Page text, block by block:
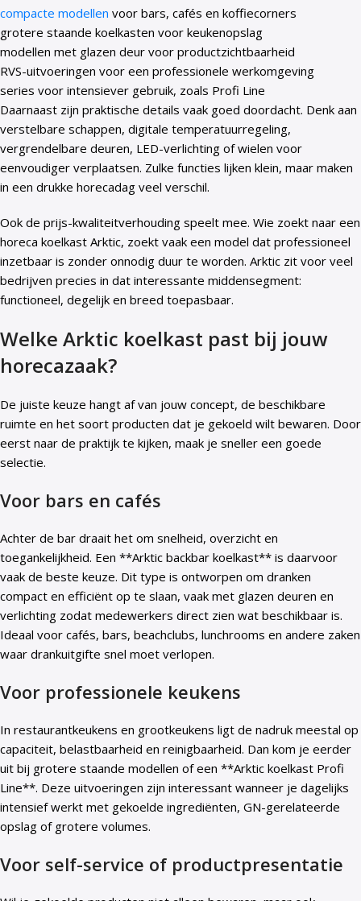
compacte modellen voor bars, cafés en koffiecorners
grotere staande koelkasten voor keukenopslag
modellen met glazen deur voor productzichtbaarheid
RVS-uitvoeringen voor een professionele werkomgeving
series voor intensiever gebruik, zoals Profi Line
Daarnaast zijn praktische details vaak goed doordacht. Denk aan
verstelbare schappen, digitale temperatuurregeling,
vergrendelbare deuren, LED-verlichting of wielen voor
eenvoudiger verplaatsen. Zulke functies lijken klein, maar maken
in een drukke horecadag veel verschil.
Ook de prijs-kwaliteitverhouding speelt mee. Wie zoekt naar een
horeca koelkast Arktic, zoekt vaak een model dat professioneel
inzetbaar is zonder onnodig duur te worden. Arktic zit voor veel
bedrijven precies in dat interessante middensegment:
functioneel, degelijk en breed toepasbaar.
Welke Arktic koelkast past bij jouw
horecazaak?
De juiste keuze hangt af van jouw concept, de beschikbare
ruimte en het soort producten dat je gekoeld wilt bewaren. Door
eerst naar de praktijk te kijken, maak je sneller een goede
selectie.
Voor bars en cafés
Achter de bar draait het om snelheid, overzicht en
toegankelijkheid. Een **Arktic backbar koelkast** is daarvoor
vaak de beste keuze. Dit type is ontworpen om dranken
compact en efficiënt op te slaan, vaak met glazen deuren en
verlichting zodat medewerkers direct zien wat beschikbaar is.
Ideaal voor cafés, bars, beachclubs, lunchrooms en andere zaken
waar drankuitgifte snel moet verlopen.
Voor professionele keukens
In restaurantkeukens en grootkeukens ligt de nadruk meestal op
capaciteit, belastbaarheid en reinigbaarheid. Dan kom je eerder
uit bij grotere staande modellen of een **Arktic koelkast Profi
Line**. Deze uitvoeringen zijn interessant wanneer je dagelijks
intensief werkt met gekoelde ingrediënten, GN-gerelateerde
opslag of grotere volumes.
Voor self-service of productpresentatie